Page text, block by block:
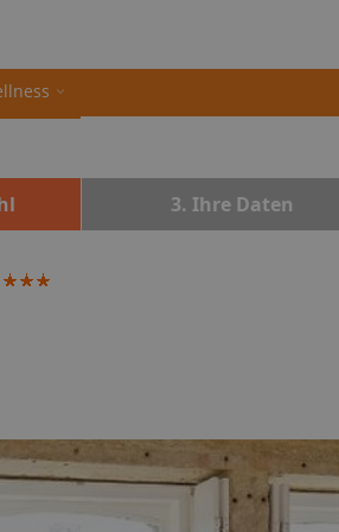
3. Ihre Daten